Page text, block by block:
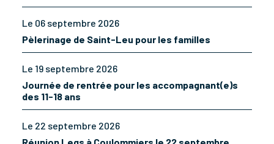
Le 06 septembre 2026
Pèlerinage de Saint-Leu pour les familles
Le 19 septembre 2026
Journée de rentrée pour les accompagnant(e)s
des 11-18 ans
Le 22 septembre 2026